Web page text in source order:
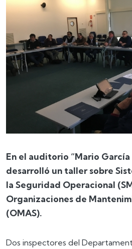
En el auditorio “Mario García
desarrolló un taller sobre
la Seguridad Operacional
Organizaciones de
(OMAS).
Dos inspectores del